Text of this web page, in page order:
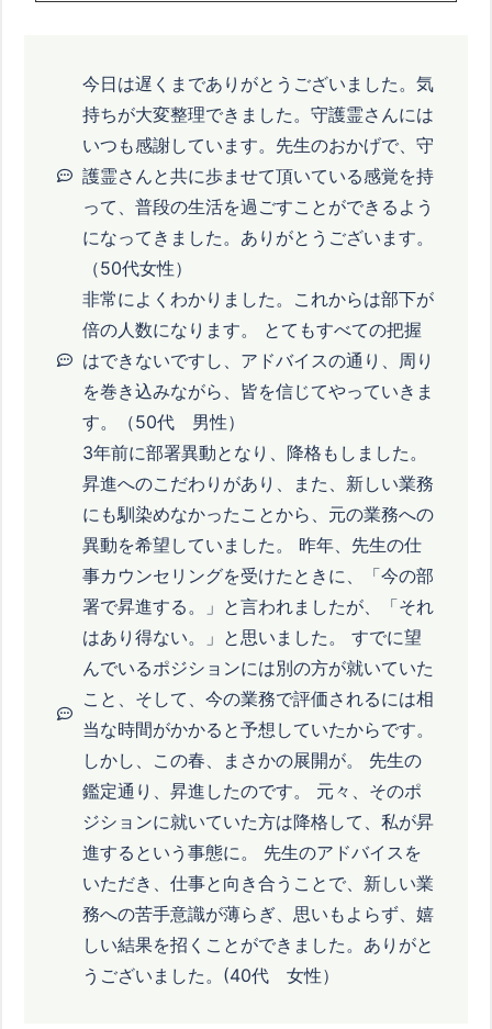
今日は遅くまでありがとうございました。気
持ちが大変整理できました。守護霊さんには
いつも感謝しています。先生のおかげで、守
護霊さんと共に歩ませて頂いている感覚を持
って、普段の生活を過ごすことができるよう
になってきました。ありがとうございます。
（50代女性）
非常によくわかりました。これからは部下が
倍の人数になります。 とてもすべての把握
はできないですし、アドバイスの通り、周り
を巻き込みながら、皆を信じてやっていきま
す。（50代 男性）
3年前に部署異動となり、降格もしました。
昇進へのこだわりがあり、また、新しい業務
にも馴染めなかったことから、元の業務への
異動を希望していました。 昨年、先生の仕
事カウンセリングを受けたときに、「今の部
署で昇進する。」と言われましたが、「それ
はあり得ない。」と思いました。 すでに望
んでいるポジションには別の方が就いていた
こと、そして、今の業務で評価されるには相
当な時間がかかると予想していたからです。
しかし、この春、まさかの展開が。 先生の
鑑定通り、昇進したのです。 元々、そのポ
ジションに就いていた方は降格して、私が昇
進するという事態に。 先生のアドバイスを
いただき、仕事と向き合うことで、新しい業
務への苦手意識が薄らぎ、思いもよらず、嬉
しい結果を招くことができました。ありがと
うございました。(40代 女性）